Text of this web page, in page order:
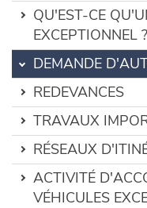
QU'EST-CE
EXCEPTIONNEL ?
DEMANDE
REDEVANCES
TRAVAUX
RÉSEAUX
ACTIVITÉ
VÉHICULES